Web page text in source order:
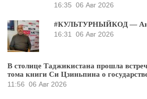
16:35 06 Авг 2026
#КУЛЬТУРНЫЙКОД —
16:31
06 Авг 2026
В столице Таджикистана прошла
тома книги Си Цзиньпина о
11:56 06 Авг 2026